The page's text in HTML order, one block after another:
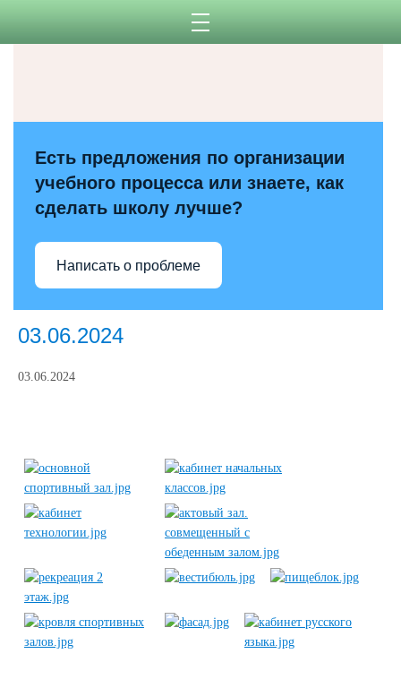
Есть предложения по организации
учебного процесса или знаете, как
сделать школу лучше?
Написать о проблеме
03.06.2024
03.06.2024